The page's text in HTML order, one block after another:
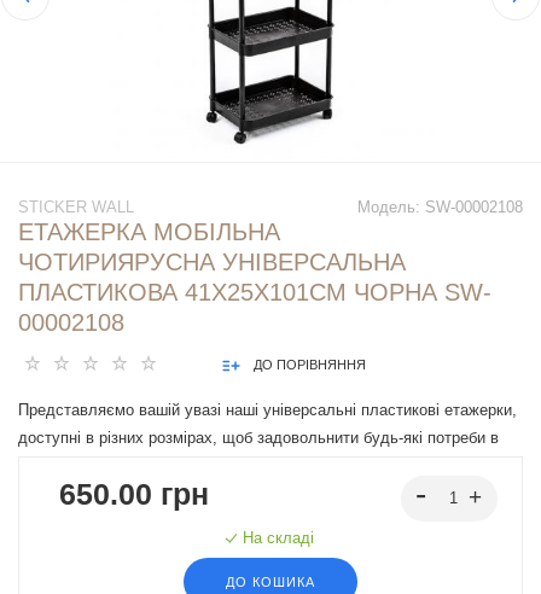
Модель: SW-00002108
STICKER WALL
ЕТАЖЕРКА МОБІЛЬНА
ЧОТИРИЯРУСНА УНІВЕРСАЛЬНА
ПЛАСТИКОВА 41Х25Х101СМ ЧОРНА SW-
00002108
ДО ПОРІВНЯННЯ
Представляємо вашій увазі наші універсальні пластикові етажерки,
доступні в різних розмірах, щоб задовольнити будь-які потреби в
підходять для кухні, де можна зберігати посуд та продукти, у
документів та канцелярського приладдя, а також у гаражі для
інструментів та автоприладдя. Наші пластикові етажерки ідеально
650.00 грн
На складі
ДО КОШИКА